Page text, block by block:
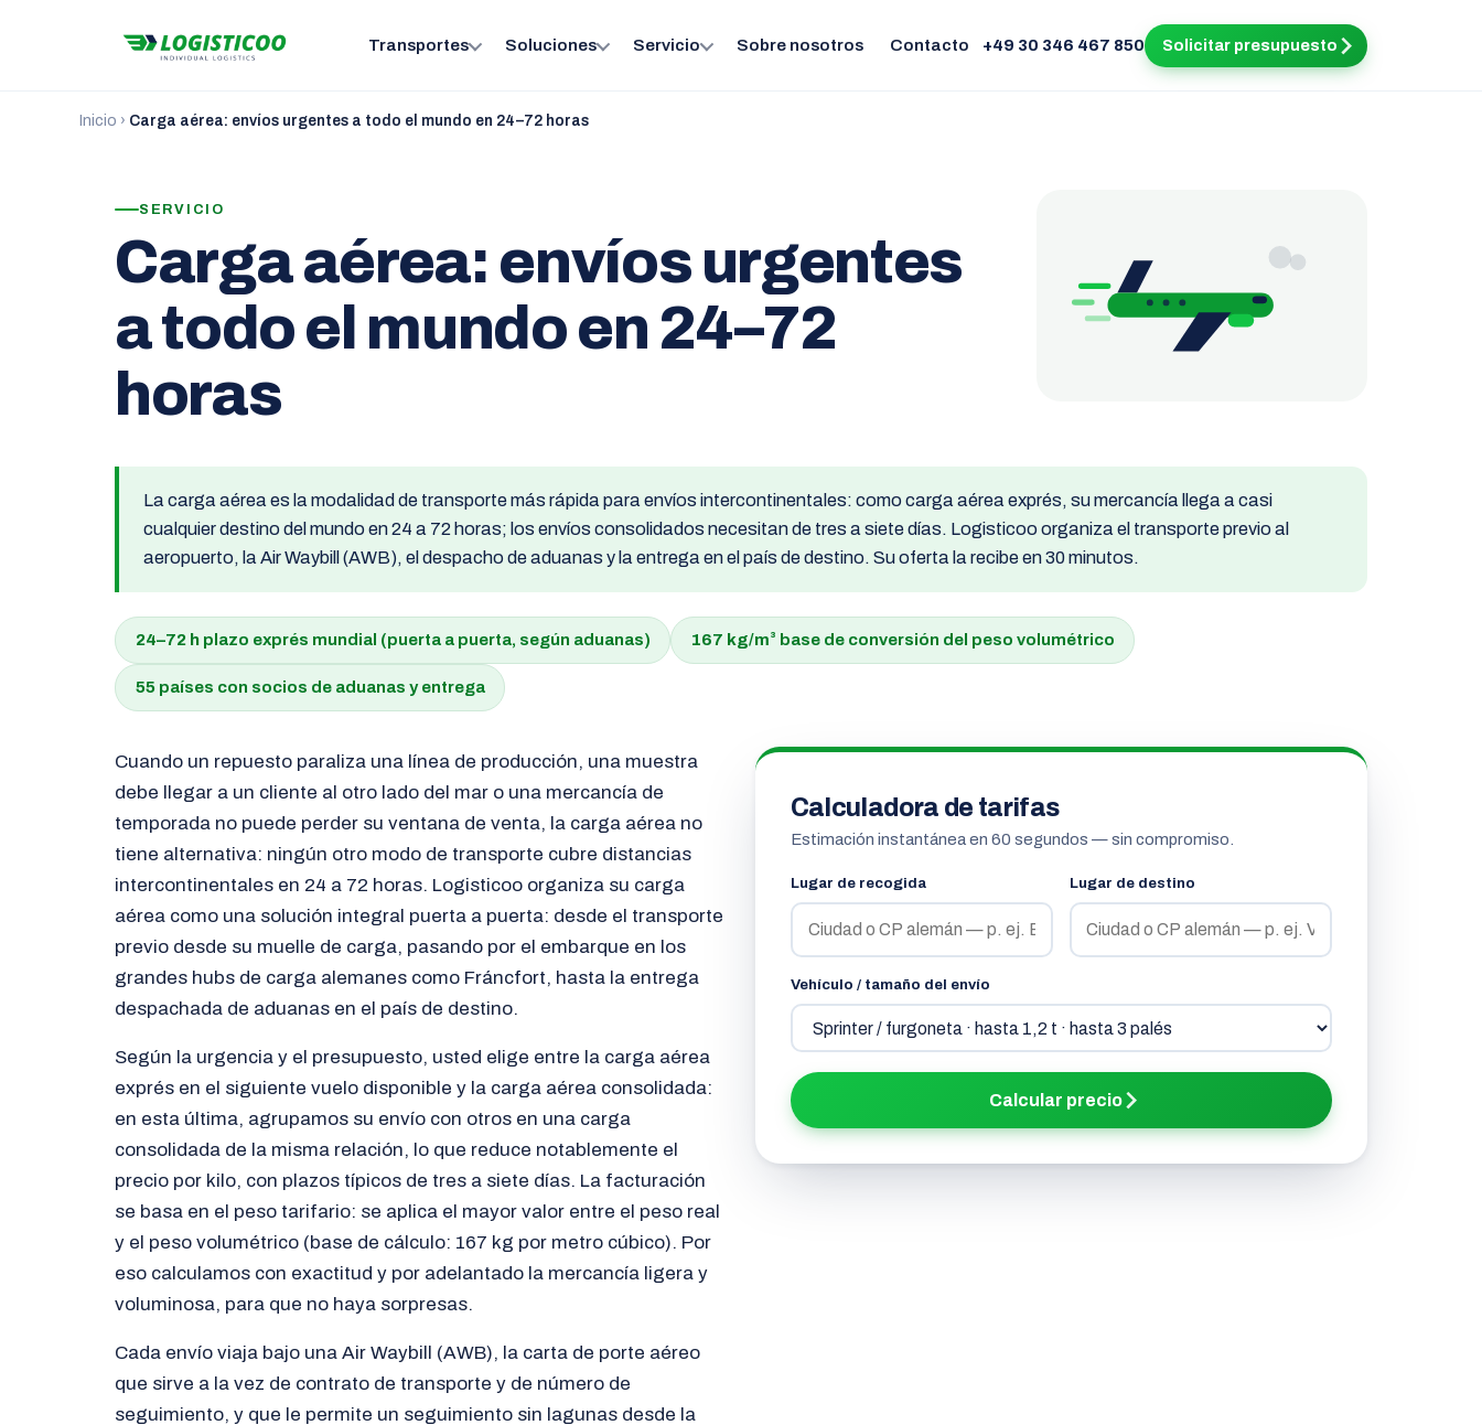
Transportes Soluciones Servicio Sobre nosotros Contacto +49 30 346 467 850 Solicitar presupuesto
Inicio › Carga aérea: envíos urgentes a todo el mundo en 24–72 horas
SERVICIO
Carga aérea: envíos urgentes
a todo el mundo en 24–72
horas
La carga aérea es la modalidad de transporte más rápida para envíos intercontinentales: como carga aérea exprés, su mercancía llega a casi
cualquier destino del mundo en 24 a 72 horas; los envíos consolidados necesitan de tres a siete días. Logisticoo organiza el transporte previo al
aeropuerto, la Air Waybill (AWB), el despacho de aduanas y la entrega en el país de destino. Su oferta la recibe en 30 minutos.
24–72 hplazo exprés mundial (puerta a puerta, según aduanas) 167 kg/m³ base de conversión del peso volumétrico
55países con socios de aduanas y entrega
Cuando un repuesto paraliza una línea de producción, una muestra
debe llegar a un cliente al otro lado del mar o una mercancía de
temporada no puede perder su ventana de venta, la carga aérea no
tiene alternativa: ningún otro modo de transporte cubre distancias
intercontinentales en 24 a 72 horas. Logisticoo organiza su carga
aérea como una solución integral puerta a puerta: desde el transporte
previo desde su muelle de carga, pasando por el embarque en los
grandes hubs de carga alemanes como Fráncfort, hasta la entrega
despachada de aduanas en el país de destino.
Según la urgencia y el presupuesto, usted elige entre la carga aérea
exprés en el siguiente vuelo disponible y la carga aérea consolidada:
en esta última, agrupamos su envío con otros en una carga
consolidada de la misma relación, lo que reduce notablemente el
precio por kilo, con plazos típicos de tres a siete días. La facturación
se basa en el peso tarifario: se aplica el mayor valor entre el peso real
y el peso volumétrico (base de cálculo: 167 kg por metro cúbico). Por
eso calculamos con exactitud y por adelantado la mercancía ligera y
voluminosa, para que no haya sorpresas.
Cada envío viaja bajo una Air Waybill (AWB), la carta de porte aéreo
que sirve a la vez de contrato de transporte y de número de
seguimiento, y que le permite un seguimiento sin lagunas desde la
Calculadora de tarifas
Estimación instantánea en 60 segundos — sin compromiso.
Lugar de recogida Lugar de destino
Vehículo / tamaño del envío
Calcular precio